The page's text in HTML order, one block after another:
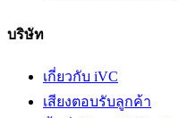
บริษัท
เกี่ยวกับ iVC
เสียงตอบรับลูกค้า